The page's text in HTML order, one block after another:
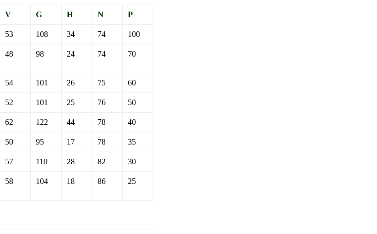
V G H N P
53 108 34 74 100
48 98 24 74 70
54 101 26 75 60
52 101 25 76 50
62 122 44 78 40
50 95 17 78 35
57 110 28 82 30
58 104 18 86 25